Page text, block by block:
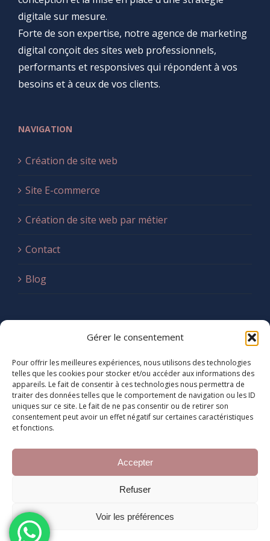
Gérer le consentement
Pour offrir les meilleures expériences, nous utilisons des technologies
telles que les cookies pour stocker et/ou accéder aux informations des
appareils. Le fait de consentir à ces technologies nous permettra de
traiter des données telles que le comportement de navigation ou les ID
uniques sur ce site. Le fait de ne pas consentir ou de retirer son
consentement peut avoir un effet négatif sur certaines caractéristiques
et fonctions.
Accepter
Refuser
Voir les préférences
digitale sur mesure.
Forte de son expertise, notre agence de marketing
digital conçoit des sites web professionnels,
performants et responsives qui répondent à vos
besoins et à ceux de vos clients.
NAVIGATION
Création de site web
Site E-commerce
Création de site web par métier
Contact
Blog
+34 645 69 47 62
Rue Camille Cabana
Marrakech 40000
Copyright 2021 | Tous droits réservés